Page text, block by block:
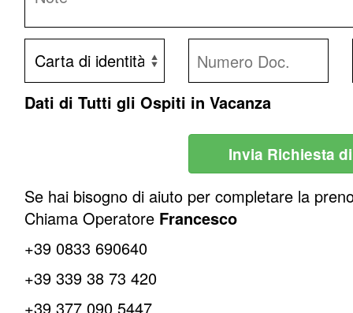
Dati di Tutti gli Ospiti in Vacanza
Invia Richiesta
Se hai bisogno di aiuto per completare la
Chiama Operatore Francesco
+39 0833 690640
+39 339 38 73 420
+39 377 090 5447